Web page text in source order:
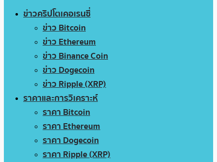
ข่าวคริปโตเคอเรนซี่
ข่าว Bitcoin
ข่าว Ethereum
ข่าว Binance Coin
ข่าว Dogecoin
ข่าว Ripple (XRP)
ราคาและการวิเคราะห์
ราคา Bitcoin
ราคา Ethereum
ราคา Dogecoin
ราคา Ripple (XRP)